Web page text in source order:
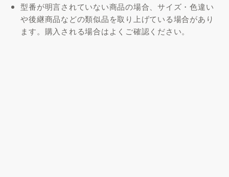
型番が明言されていない商品の場合、サイズ・色違い
や後継商品などの類似品を取り上げている場合があり
ます。購入される場合はよくご確認ください。